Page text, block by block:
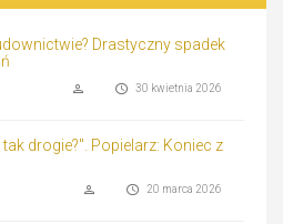
Drastyczny spadek
30 kwietnia 2026
drogie?". Popielarz: Koniec z
20 marca 2026